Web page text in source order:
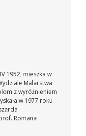
1952, mieszka w
Malarstwa
z wyróżnieniem
w 1977 roku
Romana